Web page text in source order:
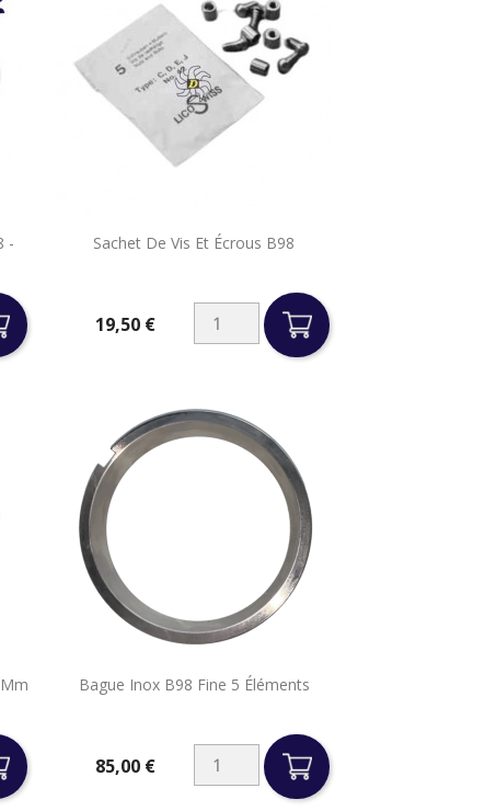
-
Sachet De Vis Et Écrous B98
19,50 €
Aperçu rapide
Bague Inox B98 Fine 5 Éléments
85,00 €
Aperçu rapide